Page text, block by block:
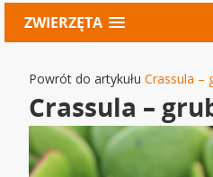
ZWIERZĘTA
Powrót do artykułuCrassula –
Crassula –